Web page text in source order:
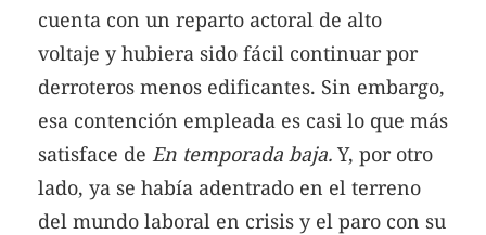
cuenta con un reparto actoral de alto
voltaje y hubiera sido fácil continuar por
derroteros menos edificantes. Sin embargo,
esa contención empleada es casi lo que más
satisface de En temporada baja. Y, por otro
lado, ya se había adentrado en el terreno
del mundo laboral en crisis y el paro con su